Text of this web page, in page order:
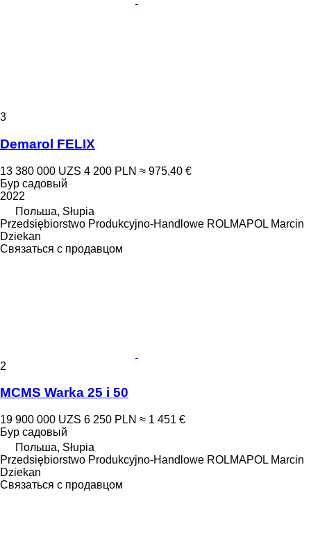
3
Demarol FELIX
13 380 000 UZS 4 200 PLN ≈ 975,40 €
Бур садовый
2022
Польша, Słupia
Przedsiębiorstwo Produkcyjno-Handlowe ROLMAPOL Marcin
Dziekan
Связаться с продавцом
2
MCMS Warka 25 i 50
19 900 000 UZS 6 250 PLN ≈ 1 451 €
Бур садовый
Польша, Słupia
Przedsiębiorstwo Produkcyjno-Handlowe ROLMAPOL Marcin
Dziekan
Связаться с продавцом